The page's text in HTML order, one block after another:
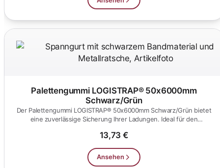
Palettengummi LOGISTRAP® 50x6000mm
Schwarz/Grün
Der Palettengummi LOGISTRAP® 50x6000mm Schwarz/Grün bietet
eine zuverlässige Sicherung Ihrer Ladungen. Ideal für den
13,73 €
Ansehen